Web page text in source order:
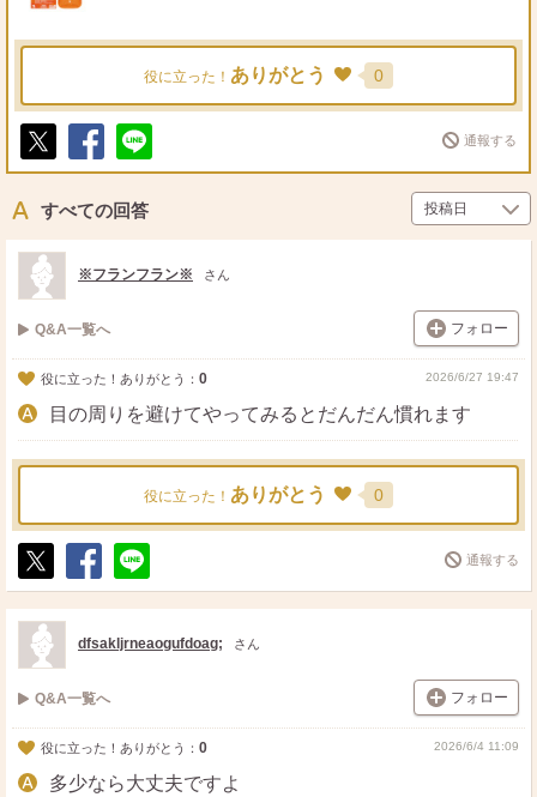
役に立った！ ありがとう 0
ポ
ト
シ
ア
送
通報する
すべての回答
※フランフラン※ さん
Q&A一覧へ フォロー
役に立った！ありがとう： 0 2026/6/27 19:47
目の周りを避けてやってみるとだんだん慣れます
役に立った！ ありがとう 0
ポ
ス
ト
シ
ェ
送
る
通報する
dfsakljrneaogufdoag; さん
Q&A一覧へ フォロー
役に立った！ありがとう： 0 2026/6/4 11:09
多少なら大丈夫ですよ